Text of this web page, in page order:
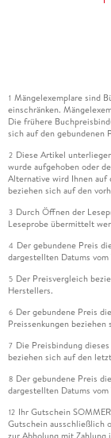
1 Mängelexemplare sind
einschränken.
Die frühere
sich auf den gebundenen
2 Diese Artikel
wurde aufgehoben oder
Alternative wird Ihnen auf
beziehen sich auf den
3 Durch Öffnen der
Leseprobe übermittelt
4 Der gebundene Preis
dargestellten Datums vom
5 Der Preisvergleich
Herstellers.
6 Der gebundene Preis
Preissenkungen
7 Die Preisbindung
beziehen sich auf den
8 Der gebundene Preis
dargestellten Datums vom
12 Ihr Gutschein
Gutschein ausschließlich